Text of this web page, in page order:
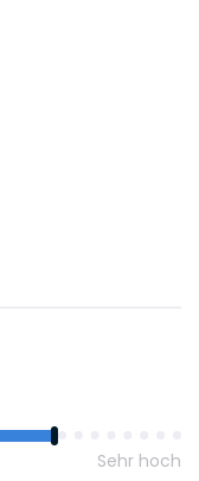
Sehr hoch